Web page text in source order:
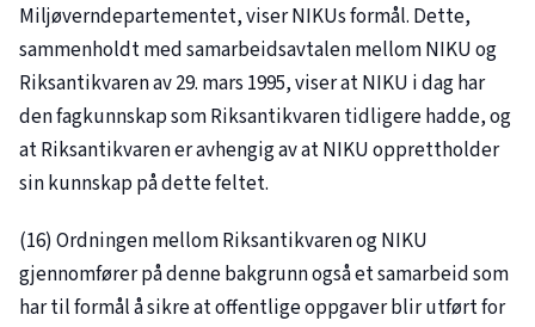
Miljøverndepartementet, viser NIKUs formål. Dette,
sammenholdt med samarbeidsavtalen mellom NIKU og
Riksantikvaren av 29. mars 1995, viser at NIKU i dag har
den fagkunnskap som Riksantikvaren tidligere hadde, og
at Riksantikvaren er avhengig av at NIKU opprettholder
sin kunnskap på dette feltet.
(16) Ordningen mellom Riksantikvaren og NIKU
gjennomfører på denne bakgrunn også et samarbeid som
har til formål å sikre at offentlige oppgaver blir utført for